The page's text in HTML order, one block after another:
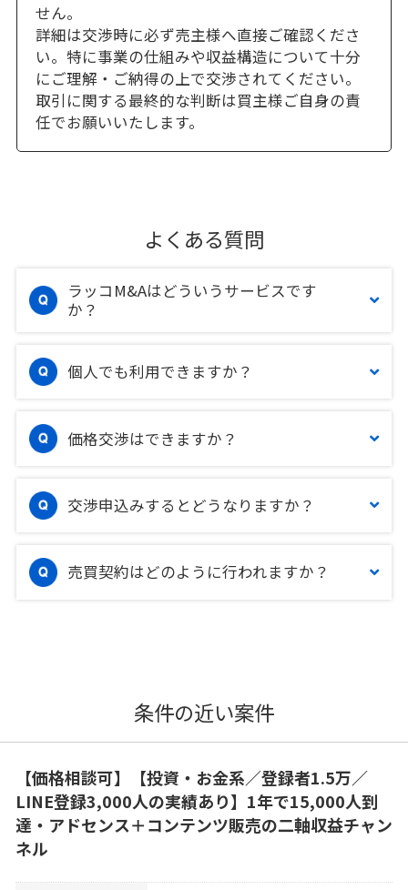
せん。
詳細は交渉時に必ず売主様へ直接ご確認くださ
い。特に事業の仕組みや収益構造について十分
にご理解・ご納得の上で交渉されてください。
取引に関する最終的な判断は買主様ご自身の責
任でお願いいたします。
よくある質問
ラッコM&Aはどういうサービスです
か？
個人でも利用できますか？
価格交渉はできますか？
交渉申込みするとどうなりますか？
売買契約はどのように行われますか？
条件の近い案件
【価格相談可】【投資・お金系／登録者1.5万／
LINE登録3,000人の実績あり】1年で15,000人到
達・アドセンス＋コンテンツ販売の二軸収益チャン
ネル